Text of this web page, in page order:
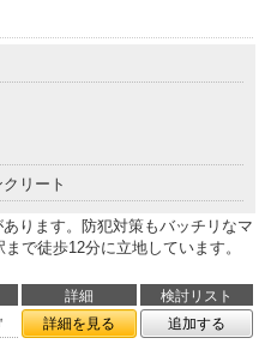
リート
ります。防犯対策もバッチリなマ
で徒歩12分に立地しています。
詳細
検討リスト
詳細を見る 追加する